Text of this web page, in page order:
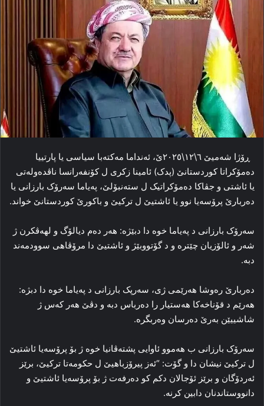
ڕۆژا شه‌میێ ٦\١٢\٢٠٢٥ێ، ئه‌نداما مه‌کته‌با سیاسی یا پارتییا
ده‌مۆکراتا کوردستانێ (پدک) ئامینا زکری ل کۆنفه‌رانسا ناڤده‌وله‌تی
یا ئاشتی و جڤاکا ده‌مۆکراتیک ل سته‌نبۆلێ، په‌یاما سه‌رۆک بارزانی یا
ده‌ربارێ پرۆسه‌یا نوو یا ئاشتیێ ل ترکیێ و باکورێ کوردستانێ خواند.
سەرۆک بارزانی د په‌یاما خوه‌ دا دبێژە: ھەر دەم دیالۆگ و لھەڤکرن ژ
شەر و ئالۆزیان چێترە و د گۆتووبێژ و ئاشتیێ دا مرۆڤاھی سوودمەند
دبە.
دەربارێ رەوشا هەرێمی ژی، سەرپک بارزانی د پەیاما خوە دا دبژە:
هه‌رێم د قۆناخه‌کا‌ هه‌ستیار را ده‌رباس دبه‌ و دڤێ هه‌ر که‌س ژ
شاشییێن به‌رێ ده‌رسان وه‌ربگره.
سه‌رۆک بارزانی ب هه‌موو ئاوایی پشته‌ڤانیا خوه‌ ژ بۆ پرۆسه‌یا ئاشتیێ
ل ترکیێ نیشان دا و گۆت: “ئه‌ز پیرۆزباهیێ ل حکومه‌تا ترکیێ، برێز
ئه‌ردۆگان و برێز ئۆجالان دکم کو ده‌رفه‌ت ژ بۆ پرۆسه‌یا ئاشتیێ و
دانووستاندنان دابین کرنه‌.